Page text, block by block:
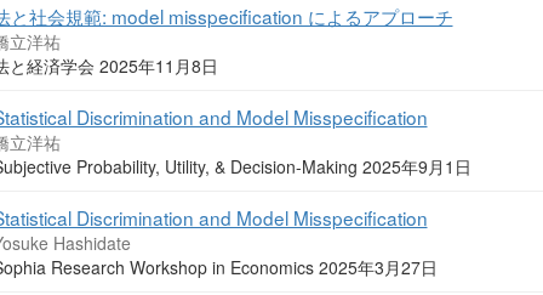
と社会規範: model misspecification によるアプローチ
立洋祐
と経済学会 2025年11月8日
Discrimination and Model Misspecification
立洋祐
Probability, Utility, & Decision-Making 2025年9月1日
Discrimination and Model Misspecification
Hashidate
Research Workshop in Economics 2025年3月27日